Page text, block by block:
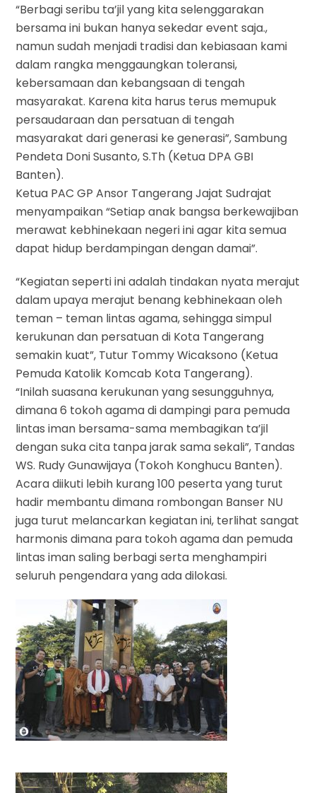
“Berbagi seribu ta’jil yang kita selenggarakan
bersama ini bukan hanya sekedar event saja.,
namun sudah menjadi tradisi dan kebiasaan kami
dalam rangka menggaungkan toleransi,
kebersamaan dan kebangsaan di tengah
masyarakat. Karena kita harus terus memupuk
persaudaraan dan persatuan di tengah
masyarakat dari generasi ke generasi”, Sambung
Pendeta Doni Susanto, S.Th (Ketua DPA GBI
Banten).
Ketua PAC GP Ansor Tangerang Jajat Sudrajat
menyampaikan “Setiap anak bangsa berkewajiban
merawat kebhinekaan negeri ini agar kita semua
dapat hidup berdampingan dengan damai”.
“Kegiatan seperti ini adalah tindakan nyata merajut
dalam upaya merajut benang kebhinekaan oleh
teman – teman lintas agama, sehingga simpul
kerukunan dan persatuan di Kota Tangerang
semakin kuat”, Tutur Tommy Wicaksono (Ketua
Pemuda Katolik Komcab Kota Tangerang).
“Inilah suasana kerukunan yang sesungguhnya,
dimana 6 tokoh agama di dampingi para pemuda
lintas iman bersama-sama membagikan ta’jil
dengan suka cita tanpa jarak sama sekali”, Tandas
WS. Rudy Gunawijaya (Tokoh Konghucu Banten).
Acara diikuti lebih kurang 100 peserta yang turut
hadir membantu dimana rombongan Banser NU
juga turut melancarkan kegiatan ini, terlihat sangat
harmonis dimana para tokoh agama dan pemuda
lintas iman saling berbagi serta menghampiri
seluruh pengendara yang ada dilokasi.